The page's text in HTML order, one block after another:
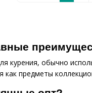
курения, обычно
предметы